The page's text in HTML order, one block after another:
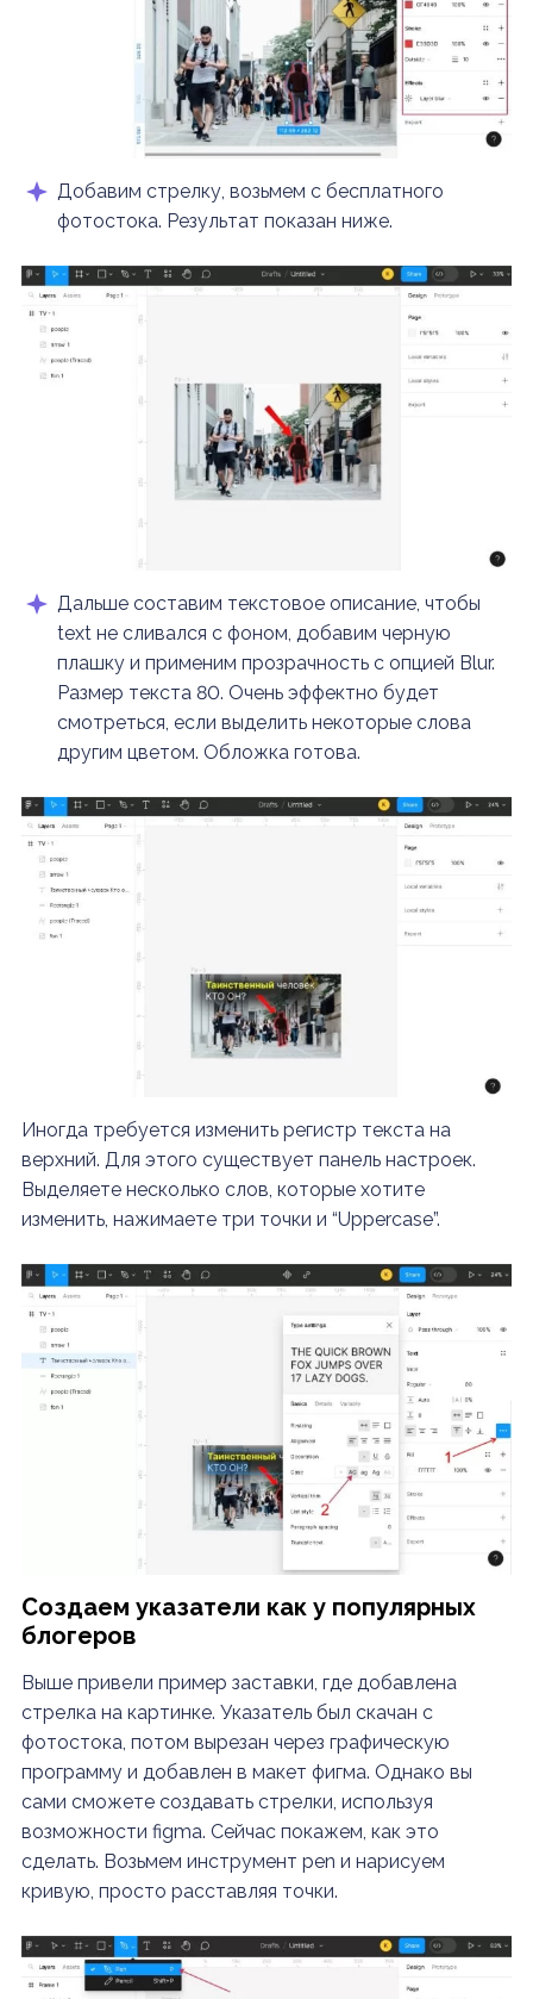
Добавим стрелку, возьмем с бесплатного
фотостока. Результат показан ниже.
Дальше составим текстовое описание, чтобы
text не сливался с фоном, добавим черную
плашку и применим прозрачность с опцией Blur.
Размер текста 80. Очень эффектно будет
смотреться, если выделить некоторые слова
другим цветом. Обложка готова.
Иногда требуется изменить регистр текста на
верхний. Для этого существует панель настроек.
Выделяете несколько слов, которые хотите
изменить, нажимаете три точки и “Uppercase”.
Создаем указатели как у популярных
блогеров
Выше привели пример заставки, где добавлена
стрелка на картинке. Указатель был скачан с
фотостока, потом вырезан через графическую
программу и добавлен в макет фигма. Однако вы
сами сможете создавать стрелки, используя
возможности figma. Сейчас покажем, как это
сделать. Возьмем инструмент pen и нарисуем
кривую, просто расставляя точки.